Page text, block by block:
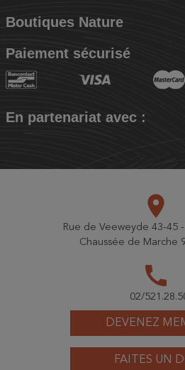
Boutiques Nature
Paiement sécurisé
En partenariat avec :
DEVENEZ
FAITES UN
place
Rue de Veeweyde 43-45
Chaussée de Marche
call
02/